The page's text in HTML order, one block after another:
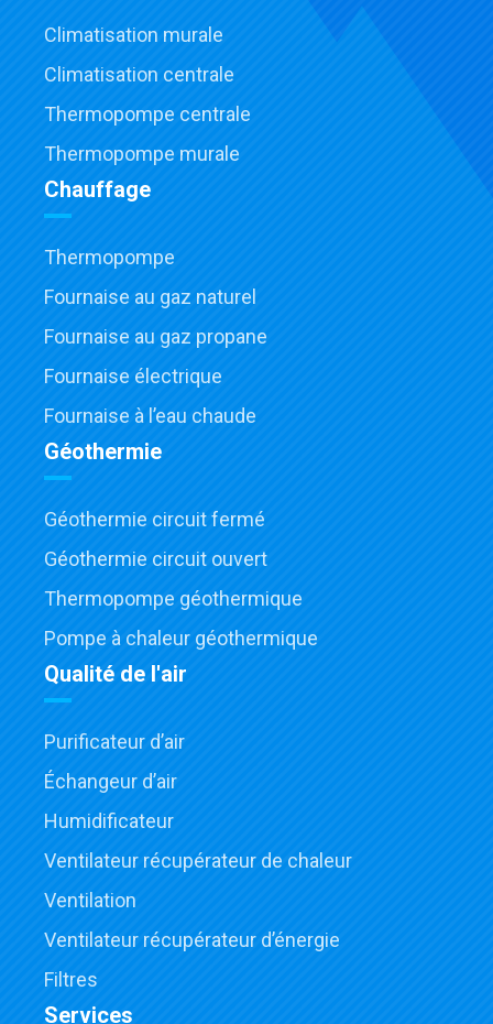
Climatisation murale
Climatisation centrale
Thermopompe centrale
Thermopompe murale
Chauffage
Thermopompe
Fournaise au gaz naturel
Fournaise au gaz propane
Fournaise électrique
Fournaise à l’eau chaude
Géothermie
Géothermie circuit fermé
Géothermie circuit ouvert
Thermopompe géothermique
Pompe à chaleur géothermique
Qualité de l'air
Purificateur d’air
Échangeur d’air
Humidificateur
Ventilateur récupérateur de chaleur
Ventilation
Ventilateur récupérateur d’énergie
Filtres
Services